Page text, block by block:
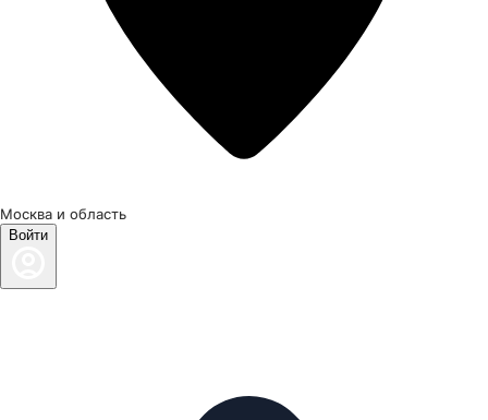
Москва и область
Войти